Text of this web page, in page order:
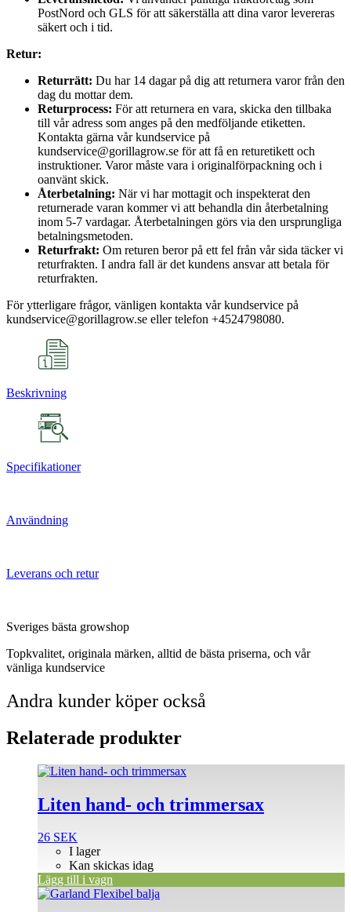
PostNord och GLS för att säkerställa att dina varor levereras
säkert och i tid.
Retur:
Returrätt: Du har 14 dagar på dig att returnera varor från den
dag du mottar dem.
Returprocess: För att returnera en vara, skicka den tillbaka
till vår adress som anges på den medföljande etiketten.
Kontakta gärna vår kundservice på
kundservice@gorillagrow.se för att få en returetikett och
instruktioner. Varor måste vara i originalförpackning och i
oanvänt skick.
Återbetalning: När vi har mottagit och inspekterat den
returnerade varan kommer vi att behandla din återbetalning
inom 5-7 vardagar. Återbetalningen görs via den ursprungliga
betalningsmetoden.
Returfrakt: Om returen beror på ett fel från vår sida täcker vi
returfrakten. I andra fall är det kundens ansvar att betala för
returfrakten.
För ytterligare frågor, vänligen kontakta vår kundservice på
kundservice@gorillagrow.se eller telefon +4524798080.
Beskrivning
Specifikationer
Användning
Leverans och retur
Sveriges bästa growshop
Topkvalitet, originala märken, alltid de bästa priserna, och vår
vänliga kundservice
Andra kunder köper också
Relaterade produkter
Liten hand- och trimmersax
26 SEK
I lager
Kan skickas idag
Lägg till i vagn
Den